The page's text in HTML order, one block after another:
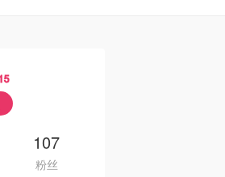
🇮🇹
107
粉丝